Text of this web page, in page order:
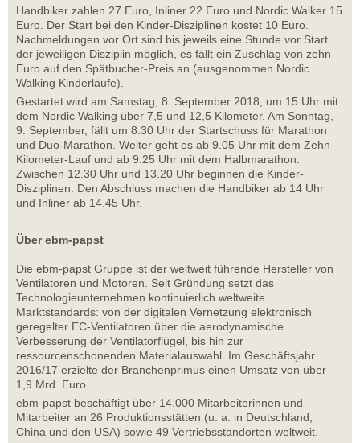
Handbiker zahlen 27 Euro, Inliner 22 Euro und Nordic Walker 15
Euro. Der Start bei den Kinder-Disziplinen kostet 10 Euro.
Nachmeldungen vor Ort sind bis jeweils eine Stunde vor Start
der jeweiligen Disziplin möglich, es fällt ein Zuschlag von zehn
Euro auf den Spätbucher-Preis an (ausgenommen Nordic
Walking Kinderläufe).
Gestartet wird am Samstag, 8. September 2018, um 15 Uhr mit
dem Nordic Walking über 7,5 und 12,5 Kilometer. Am Sonntag,
9. September, fällt um 8.30 Uhr der Startschuss für Marathon
und Duo-Marathon. Weiter geht es ab 9.05 Uhr mit dem Zehn-
Kilometer-Lauf und ab 9.25 Uhr mit dem Halbmarathon.
Zwischen 12.30 Uhr und 13.20 Uhr beginnen die Kinder-
Disziplinen. Den Abschluss machen die Handbiker ab 14 Uhr
und Inliner ab 14.45 Uhr.
Über ebm-papst
Die ebm-papst Gruppe ist der weltweit führende Hersteller von
Ventilatoren und Motoren. Seit Gründung setzt das
Technologieunternehmen kontinuierlich weltweite
Marktstandards: von der digitalen Vernetzung elektronisch
geregelter EC-Ventilatoren über die aerodynamische
Verbesserung der Ventilatorflügel, bis hin zur
ressourcenschonenden Materialauswahl. Im Geschäftsjahr
2016/17 erzielte der Branchenprimus einen Umsatz von über
1,9 Mrd. Euro.
ebm-papst beschäftigt über 14.000 Mitarbeiterinnen und
Mitarbeiter an 26 Produktionsstätten (u. a. in Deutschland,
China und den USA) sowie 49 Vertriebsstandorten weltweit.